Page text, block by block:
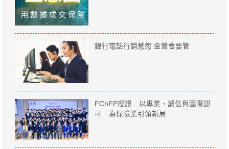
銀行電話行銷惹怨 金管會要管
FChFP授證 以專業、誠信與國際認
可 為保險業引領新局